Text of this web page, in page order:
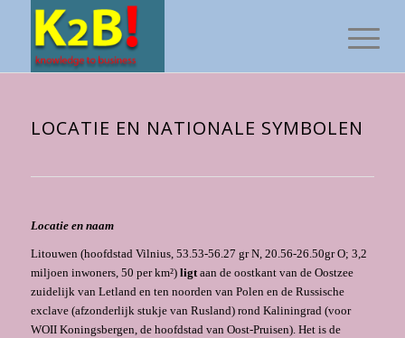
LOCATIE EN NATIONALE SYMBOLEN
Locatie en naam
Litouwen (hoofdstad Vilnius, 53.53-56.27 gr N, 20.56-26.50gr O; 3,2
miljoen inwoners, 50 per km²) ligtaan de oostkant van de Oostzee
zuidelijk van Letland en ten noorden van Polen en de Russische
exclave (afzonderlijk stukje van Rusland) rond Kaliningrad (voor
WOII Koningsbergen, de hoofdstad van Oost-Pruisen). Het is de